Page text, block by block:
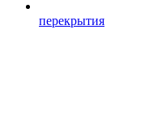
перекрытия